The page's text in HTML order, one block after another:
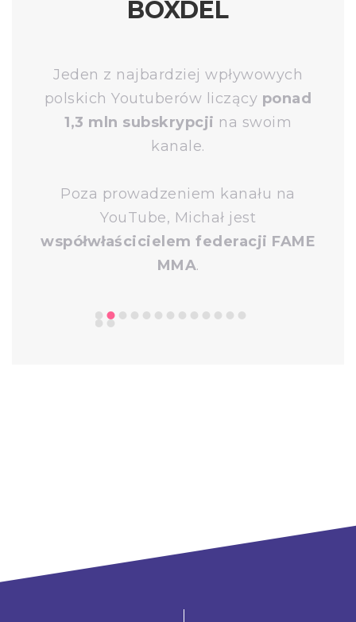
BOXDEL
Jeden z najbardziej wpływowych
polskich Youtuberów liczący ponad
1,3 mln subskrypcji na swoim
kanale.
Poza prowadzeniem kanału na
YouTube, Michał jest
współwłaścicielem federacji FAME
MMA.